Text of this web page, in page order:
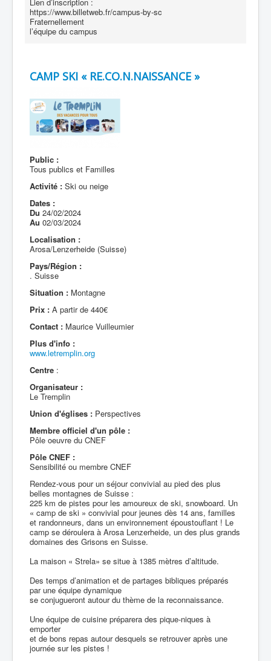
https://www.billetweb.fr/campus-by-sc
Fraternellement
l’équipe du campus
CAMP SKI « RE.CO.N.NAISSANCE »
Public :
Tous publics et Familles
Activité : Ski ou neige
Dates :
Du 24/02/2024
Au 02/03/2024
Localisation :
Arosa/Lenzerheide (Suisse)
Pays/Région :
. Suisse
Situation : Montagne
Prix : A partir de 440€
Contact : Maurice Vuilleumier
Plus d'info :
www.letremplin.org
Centre :
Organisateur :
Le Tremplin
Union d'églises : Perspectives
Membre officiel d'un pôle :
Pôle oeuvre du CNEF
Pôle CNEF :
Sensibilité ou membre CNEF
Rendez-vous pour un séjour convivial au pied des plus
belles montagnes de Suisse :
225 km de pistes pour les amoureux de ski, snowboard. Un
« camp de ski » convivial pour jeunes dès 14 ans, familles
et randonneurs, dans un environnement époustouflant ! Le
camp se déroulera à Arosa Lenzerheide, un des plus grands
domaines des Grisons en Suisse.
La maison « Strela» se situe à 1385 mètres d’altitude.
Des temps d’animation et de partages bibliques préparés
par une équipe dynamique
se conjugueront autour du thème de la reconnaissance.
Une équipe de cuisine préparera des pique-niques à
emporter
et de bons repas autour desquels se retrouver après une
journée sur les pistes !